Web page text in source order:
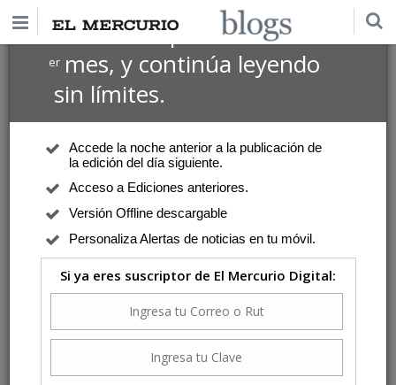
Suscríbete por $1 USD
ermes, y continúa leyendo
sin límites.
Accede la noche anterior a la publicación de
la edición del día siguiente.
Acceso a Ediciones anteriores.
Versión Offline descargable
Personaliza Alertas de noticias en tu móvil.
Si ya eres suscriptor de El Mercurio Digital: